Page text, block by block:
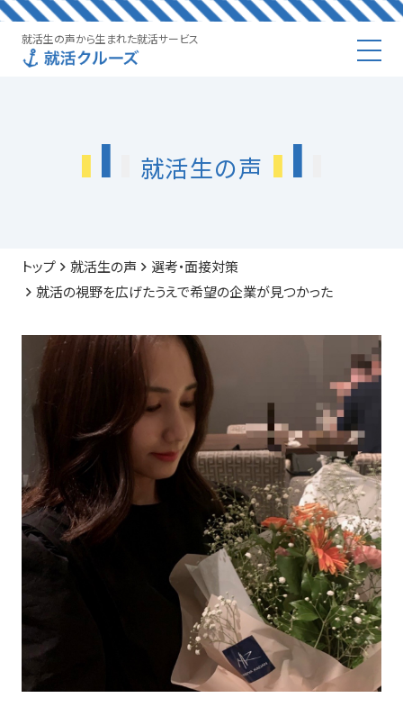
就活生の声から生まれた就活サービス
就活生の声
トップ 就活生の声
選考・面接対策
就活の視野を広げたうえで希望の企業が見つかった